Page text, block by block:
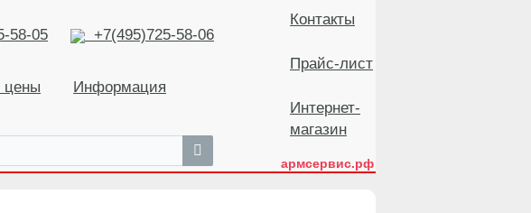
58-05 +7(495)725-58-06
цены Информация
Контакты
Прайс-лист
Интернет-
магазин
армсервис.рф